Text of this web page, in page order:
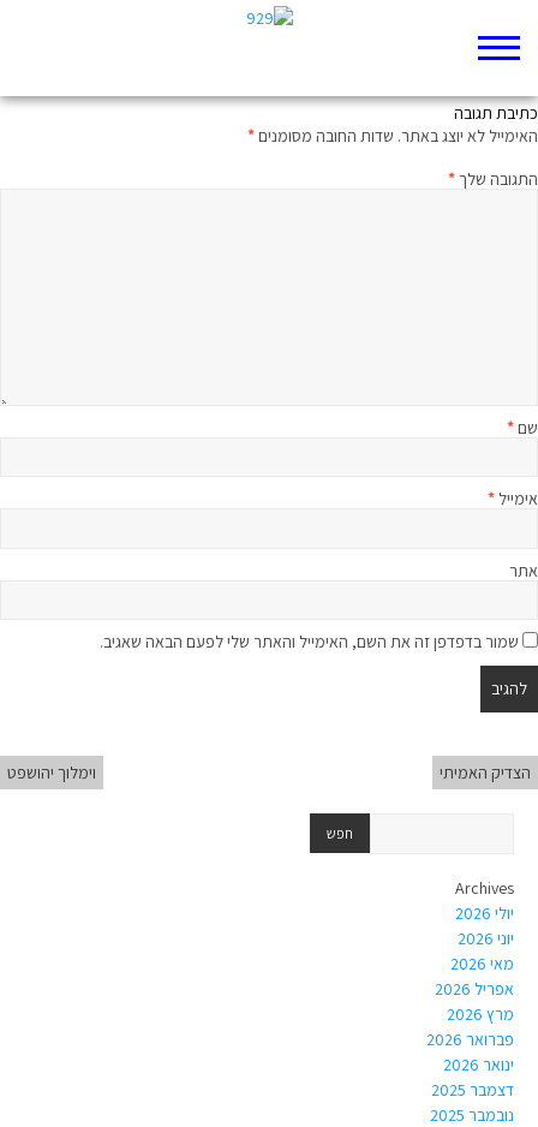
כתיבת תגובה
האימייל לא יוצג באתר. שדות החובה מסומנים*
התגובה שלך*
שם*
אימייל *
אתר
שמור בדפדפן זה את השם, האימייל והאתר שלי לפעם הבאה שאגיב.
הצדיק האמיתי וימלוך יהושפט
Archives
יולי 2026
יוני 2026
מאי 2026
אפריל 2026
מרץ 2026
פברואר 2026
ינואר 2026
דצמבר 2025
נובמבר 2025